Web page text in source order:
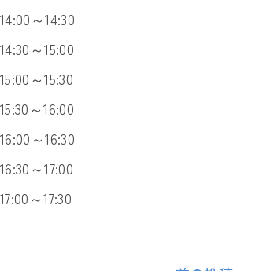
14:00～14:30
14:30～15:00
15:00～15:30
15:30～16:00
16:00～16:30
16:30～17:00
17:00～17:30